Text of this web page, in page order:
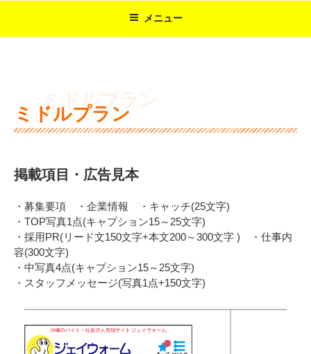
メニュー
ミドルプラン
掲載項目・広告見本
・募集要項 ・企業情報 ・キャッチ(25文字)
・TOP写真1点(キャプション15～25文字)
・採用PR(リード文150文字+本文200～300文字 ) ・仕事内
容(300文字)
・中写真4点(キャプション15～25文字)
・スタッフメッセージ(写真1点+150文字)